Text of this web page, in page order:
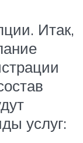
Итак,
услуг: